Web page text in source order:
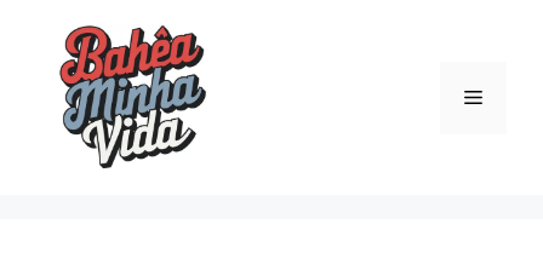
conteúdo
Menu